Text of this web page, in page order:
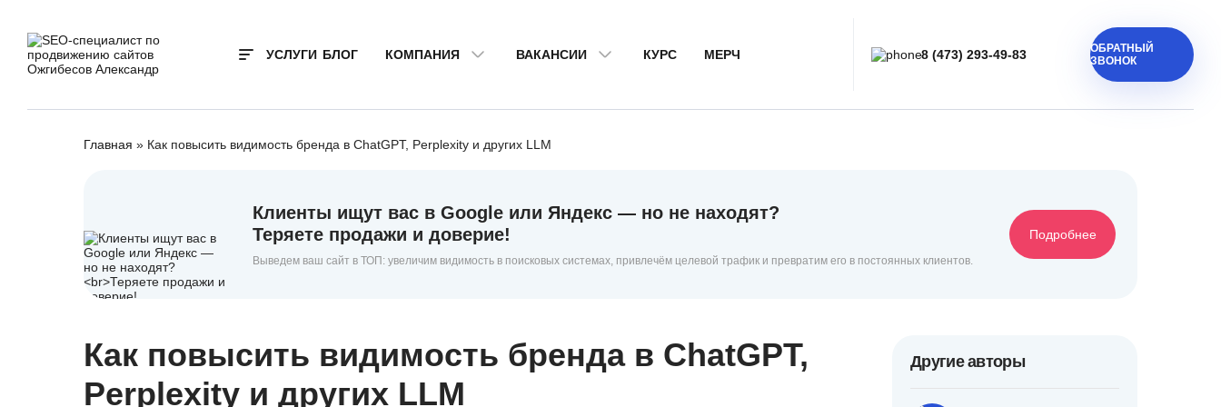
УСЛУГИ БЛОГ КОМПАНИЯ ВАКАНСИИ КУРС МЕРЧ 8 (473) 293-49-83
ОБРАТНЫЙ
ЗВОНОК
Главная » Как повысить видимость бренда в ChatGPT, Perplexity и других LLM
Клиенты ищут вас в Google или Яндекс — но не находят?
Теряете продажи и доверие!
Выведем ваш сайт в ТОП: увеличим видимость в поисковых системах, привлечём целевой трафик и превратим его в постоянных клиентов.
Подробнее
Как повысить видимость бренда в ChatGPT,
Perplexity и других LLM
Другие авторы